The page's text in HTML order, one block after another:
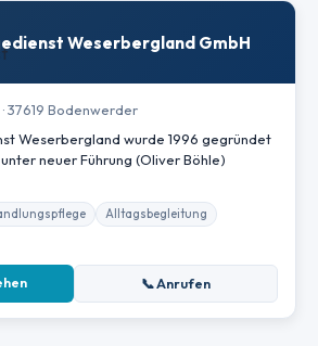
Weserbergland GmbH
37619 Bodenwerder
Weserbergland wurde 1996 gegründet
neuer Führung (Oliver Böhle)
Alltagsbegleitung
📞 Anrufen